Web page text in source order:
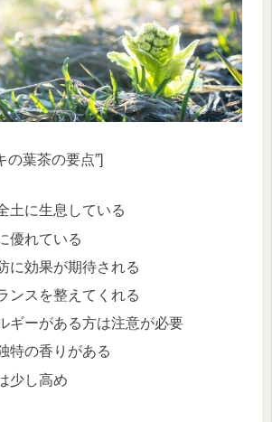
の葉茶の要点”]
土に生息している
優れている
に効果が期待される
ンスを整えてくれる
ギーがある方は注意が必要
特の香りがある
少し高め